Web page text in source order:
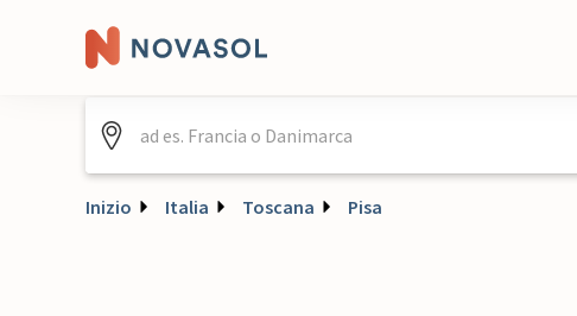
Inizio Italia Toscana Pisa